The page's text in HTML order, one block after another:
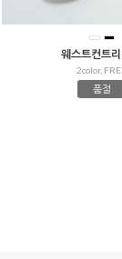
웨스트컨트
2color,
품절